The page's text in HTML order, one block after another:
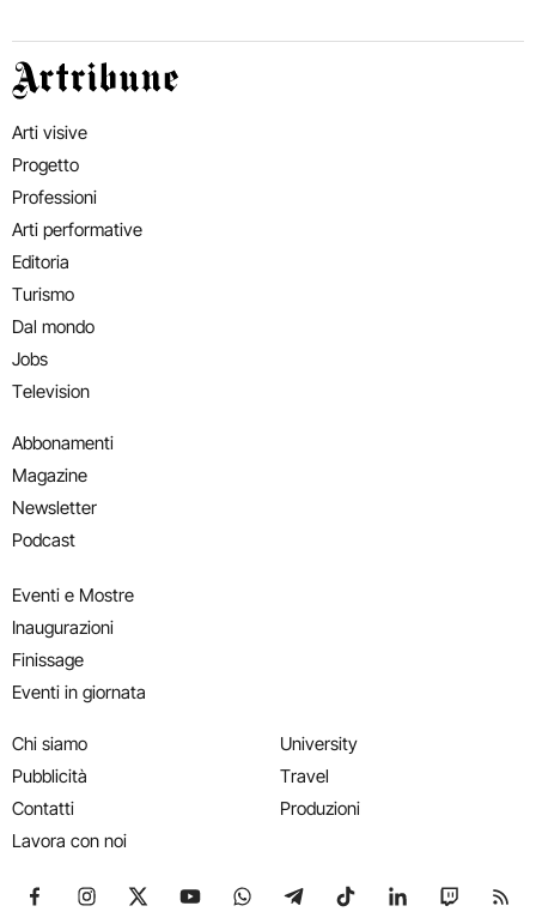
Artribune
Arti visive
Progetto
Professioni
Arti performative
Editoria
Turismo
Dal mondo
Jobs
Television
Abbonamenti
Magazine
Newsletter
Podcast
Eventi e Mostre
Inaugurazioni
Finissage
Eventi in giornata
Chi siamo
Pubblicità
Contatti
Lavora con noi
University
Travel
Produzioni
Seguici su Facebook
Seguici su Instagram
Seguici su X
Seguici su YouTube
Seguici su WhatsApp
Seguici su Telegram
Seguici su TikTok
Seguici su
Seguici